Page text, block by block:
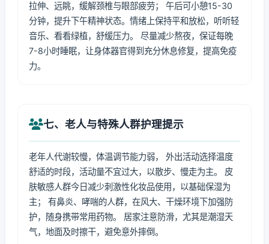
拉伸、远眺，缓解颈椎与眼部疲劳； 午后可小憩15-30
分钟，提升下午精神状态。情绪上保持平和放松，听听轻
音乐、看看绿植，舒缓压力。 尽量减少熬夜，保证每晚
7-8小时睡眠，让身体器官得到充分休息修复，提高免疫
力。
七、老人与特殊人群护理提示
老年人代谢较慢，体温调节能力弱， 外出活动选择温度
舒适的时段，活动量不宜过大，以散步、慢走为主。 皮
肤敏感人群今日减少刺激性化妆品使用，以基础保湿为
主； 有鼻炎、哮喘的人群，在风大、干燥环境下加强防
护，随身携带常用药物。 居家注意防滑，尤其是潮湿天
气，地面及时擦干，避免意外摔倒。